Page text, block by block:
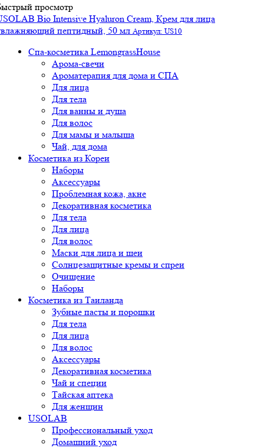
просмотр
Bio Intensive Hyaluron Cream, Крем для лица
пептидный, 50 мл Артикул: US10
Спа-косметика LemongrassHouse
Арома-свечи
Ароматерапия для дома и СПА
Для лица
Для тела
Для ванны и душа
Для волос
Для мамы и малыша
Чай, для дома
Косметика из Кореи
Наборы
Аксессуары
Проблемная кожа, акне
Декоративная косметика
Для тела
Для лица
Для волос
Маски для лица и шеи
Солнцезащитные кремы и спреи
Очищение
Наборы
Косметика из Таиланда
Зубные пасты и порошки
Для тела
Для лица
Для волос
Аксессуары
Декоративная косметика
Чай и специи
Тайская аптека
Для женщин
USOLAB
Профессиональный уход
Домашний уход